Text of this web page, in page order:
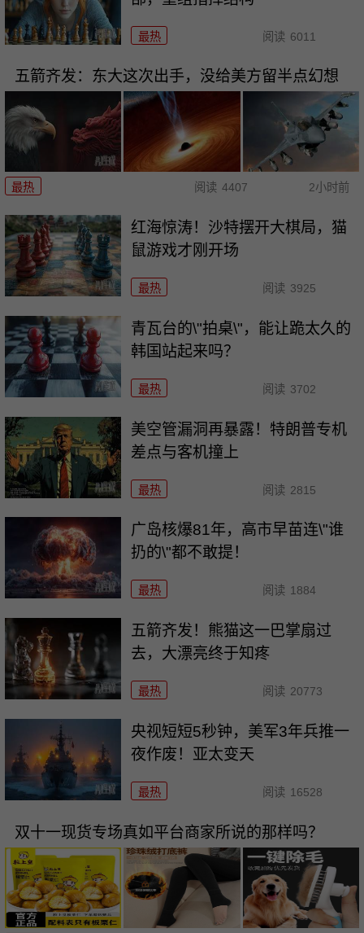
最热 阅读 6011
五箭齐发：东大这次出手，没给美方留半点幻想
最热 阅读 4407 2小时前
红海惊涛！沙特摆开大棋局，猫
鼠游戏才刚开场
最热 阅读 3925
青瓦台的\"拍桌\"，能让跪太久的
韩国站起来吗？
最热 阅读 3702
美空管漏洞再暴露！特朗普专机
差点与客机撞上
最热 阅读 2815
广岛核爆81年，高市早苗连\"谁
扔的\"都不敢提！
最热 阅读 1884
五箭齐发！熊猫这一巴掌扇过
去，大漂亮终于知疼
最热 阅读 20773
央视短短5秒钟，美军3年兵推一
夜作废！亚太变天
最热 阅读 16528
双十一现货专场真如平台商家所说的那样吗？